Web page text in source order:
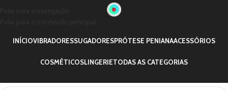
INÍCIOVIBRADORESSUGADORESPRÓTESE PENIANAACESSÓRIOS
COSMÉTICOSLINGERIETODAS AS CATEGORIAS